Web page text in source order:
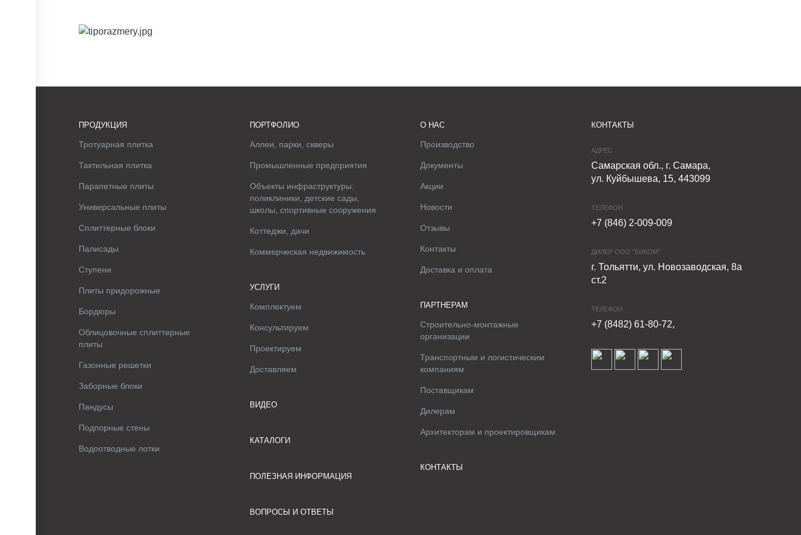
ПРОДУКЦИЯ
Тротуарная плитка
Тактильная плитка
Парапетные плиты
Универсальные плиты
Сплиттерные блоки
Палисады
Ступени
Плиты придорожные
Бордюры
Облицовочные сплиттерные
плиты
Газонные решетки
Заборные блоки
Пандусы
Подпорные стены
Водоотводные лотки
ПОРТФОЛИО
Аллеи, парки, скверы
Промышленные предприятия
Объекты инфраструктуры:
поликлиники, детские сады,
школы, спортивные сооружения
Коттеджи, дачи
Коммерческая недвижимость
УСЛУГИ
Комплектуем
Консультируем
Проектируем
Доставляем
ВИДЕО
КАТАЛОГИ
ПОЛЕЗНАЯ ИНФОРМАЦИЯ
ВОПРОСЫ И ОТВЕТЫ
О НАС
Производство
Документы
Акции
Новости
Отзывы
Контакты
Доставка и оплата
ПАРТНЕРАМ
Строительно-монтажные
организации
Транспортным и логистическим
компаниям
Поставщикам
Дилерам
Архитекторам и проектировщикам
КОНТАКТЫ
КОНТАКТЫ
АДРЕС
Самарская обл., г. Самара,
ул. Куйбышева, 15, 443099
ТЕЛЕФОН
+7 (846) 2-009-009
ДИЛЕР ООО "БИКОМ"
г. Тольятти, ул. Новозаводская, 8а
ст.2
ТЕЛЕФОН
+7 (8482) 61-80-72,